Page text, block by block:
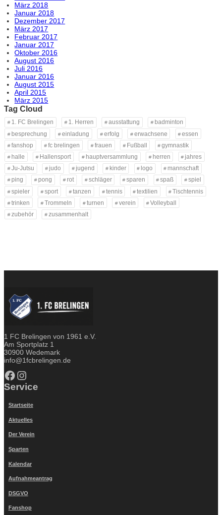
März 2018
Januar 2018
Dezember 2017
März 2017
Februar 2017
Januar 2017
Oktober 2016
August 2016
Juli 2016
Januar 2016
August 2015
April 2015
März 2015
Tag Cloud
1. FC Brelingen 1. Herren ausstattung
badminton
besprechung
einladung erfolg erwachsene
essen
fanshop
fc brelingen frauen Fußball
gymnastik
halle
Hallensport hauptversammlung herren
jahres
Ju-Jutsu
judo jugend kinder logo
mannschaft
ping
pong rot schläger sparen spaß
spiel
spieler
sport tanzen tennis textilien
Tischtennis
trinken
Trommeln turnen verein
Volleyball
zubehör
zusammenhalt
1 FC Brelingen von 1961 e.V.
Am Sportplatz 1
30900 Wedemark
info@1fcbrelingen.de
Facebook Instagram
Service
Startseite
Aktuelles
Der Verein
Sparten
Kalendar
Aufnahmeantrag
DSGVO
Fanshop